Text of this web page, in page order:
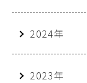
2024年
2023年